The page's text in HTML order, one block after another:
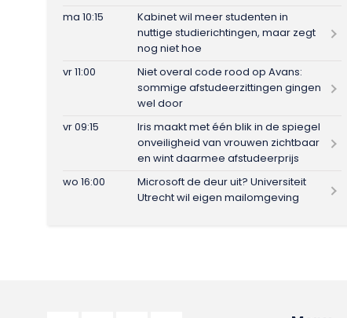
ma 10:15
Kabinet wil meer studenten in
nuttige studierichtingen, maar zegt
nog niet hoe
vr 11:00
Niet overal code rood op Avans:
sommige afstudeerzittingen gingen
wel door
vr 09:15
Iris maakt met één blik in de spiegel
onveiligheid van vrouwen zichtbaar
en wint daarmee afstudeerprijs
wo 16:00
Microsoft de deur uit? Universiteit
Utrecht wil eigen mailomgeving